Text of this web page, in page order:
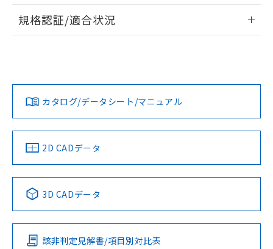
ログイン/会員登録
ダウンロードデータをご利用いただく前に、以下を必ずお読
みください。
ソフトウェアの使用条件
EU RoHS 注意事項・凡例
対応済み
中国 RoHS 注意事項・凡例
Pb Hg Cd Cr(VI)
O
規格認証/適合状況
LR型式承認
（イギリス
船舶規格）
DNV型式承認
（ノルウェー
BV型式承認
（フランス
KR型式
（韓国
No No No No
この製品の規格認証/適合状況ページへ
その他の認証はこちらのページからご検索ください
カタログ/データシート/マニュアル
2D CADデータ
3D CADデータ
該非判定見解書/項目別対比表